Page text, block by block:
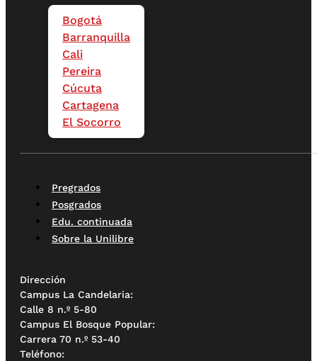
Bogotá
Barranquilla
Cali
Pereira
Cúcuta
Cartagena
El Socorro
Pregrados
Posgrados
Edu. continuada
Sobre la Unilibre
Dirección
Campus La Candelaria:
Calle 8 n.º 5-80
Campus El Bosque Popular:
Carrera 70 n.º 53-40
Teléfono: